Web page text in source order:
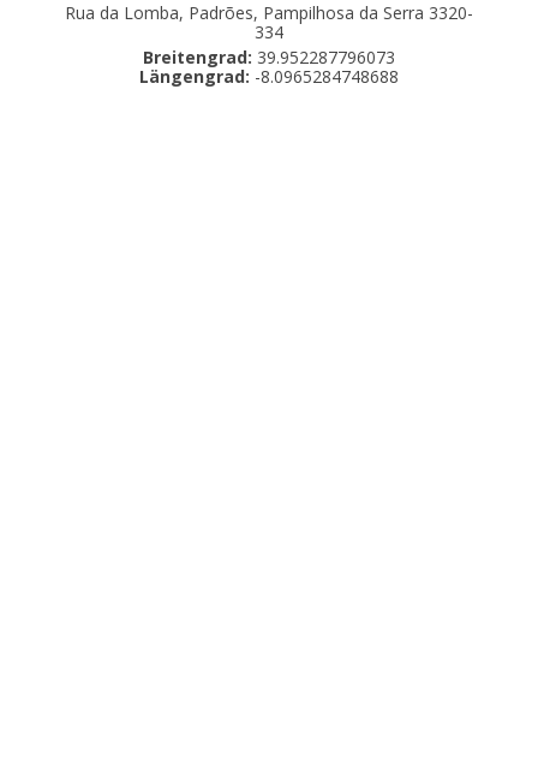
Rua da Lomba, Padrões, Pampilhosa da Serra 3320-
334
Breitengrad: 39.952287796073
Längengrad: -8.0965284748688